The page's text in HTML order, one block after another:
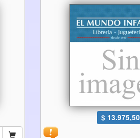
$ 13.975,50